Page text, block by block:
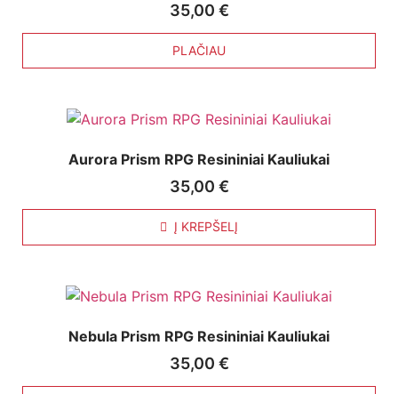
35,00 €
PLAČIAU
Aurora Prism RPG Resininiai Kauliukai
35,00 €
Į KREPŠELĮ
Nebula Prism RPG Resininiai Kauliukai
35,00 €